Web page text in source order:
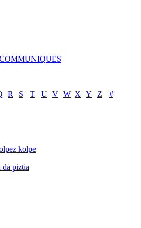
R S T U V W X Y Z
#